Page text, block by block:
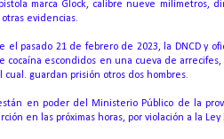
marca Glock, calibre nueve milímetros,
otras evidencias.
el pasado 21 de febrero de 2023, la DNCD y
cocaína escondidos en una cueva de
cual. guardan prisión otros dos hombres.
en poder del Ministerio Público de la
en las próximas horas, por violación a la